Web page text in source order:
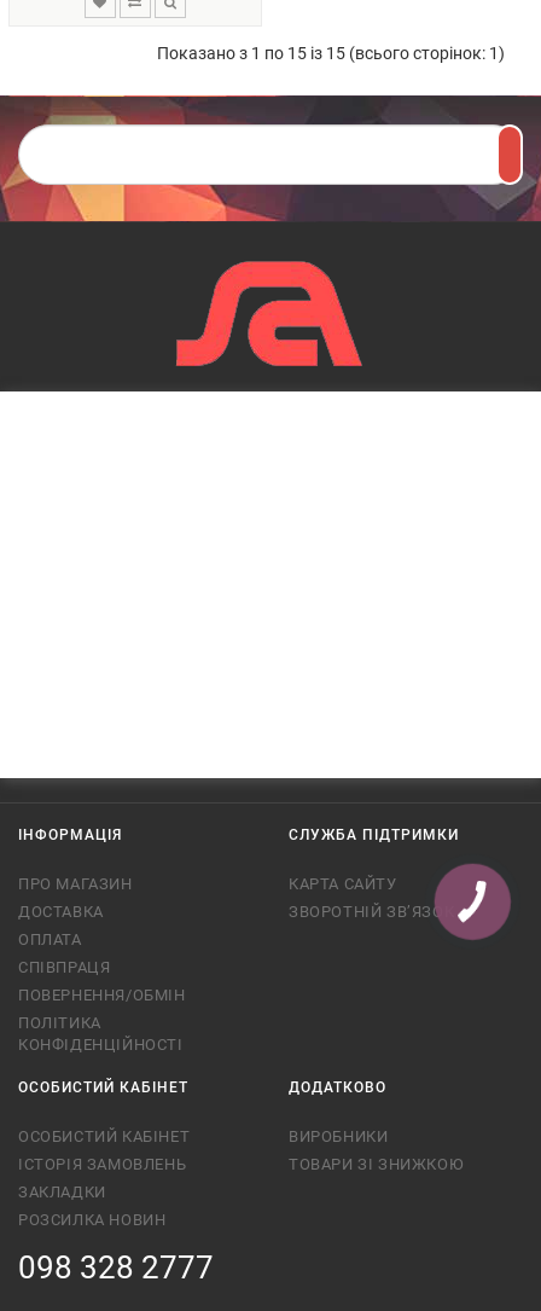
Показано з 1 по 15 із 15 (всього сторінок: 1)
ІНФОРМАЦІЯ
ПРО МАГАЗИН
ДОСТАВКА
ОПЛАТА
СПІВПРАЦЯ
ПОВЕРНЕННЯ/ОБМІН
ПОЛІТИКА
КОНФІДЕНЦІЙНОСТІ
СЛУЖБА ПІДТРИМКИ
КАРТА САЙТУ
ЗВОРОТНІЙ ЗВ’ЯЗОК
ОСОБИСТИЙ КАБІНЕТ
ОСОБИСТИЙ КАБІНЕТ
ІСТОРІЯ ЗАМОВЛЕНЬ
ЗАКЛАДКИ
РОЗСИЛКА НОВИН
ДОДАТКОВО
ВИРОБНИКИ
ТОВАРИ ЗІ ЗНИЖКОЮ
098 328 2777